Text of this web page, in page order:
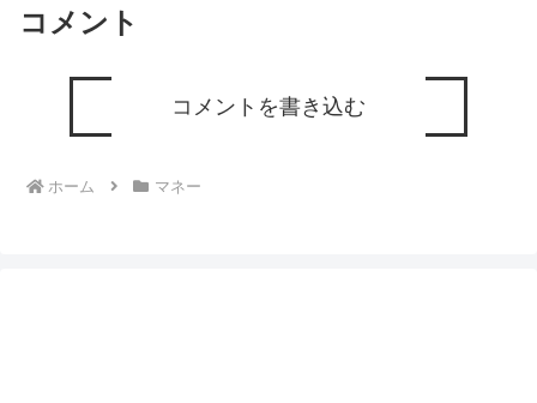
コメント
コメントを書き込む
ホーム マネー